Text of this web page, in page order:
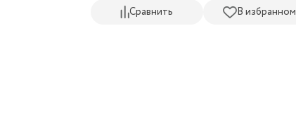
Сравнить В избранном